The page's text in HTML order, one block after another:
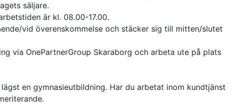
säljare.
är kl. 08.00-17.00.
vid överenskommelse och stäcker sig till mitten/slutet
via OnePartnerGroup Skaraborg och arbeta ute på plats
en gymnasieutbildning. Har du arbetat inom kundtjänst